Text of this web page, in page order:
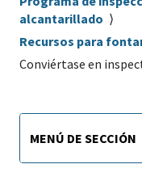
de
ayuda
a
navegación
alcantarillado
Recursos para
Conviértase en
Main
de
sección
MENÚ DE SECCIÓN